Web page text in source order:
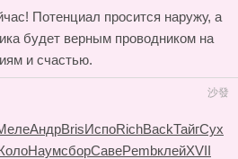
Потенциал просится наружу, а
будет верным проводником на
и счастью.
沙發
АндрBrisИспоRichBackТайгСух
НаумсборСавеPembклейXVII